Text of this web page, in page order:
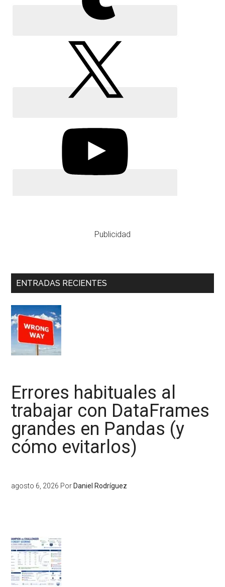
Publicidad
ENTRADAS RECIENTES
Errores habituales al
trabajar con DataFrames
grandes en Pandas (y
cómo evitarlos)
agosto 6, 2026 Por Daniel Rodríguez